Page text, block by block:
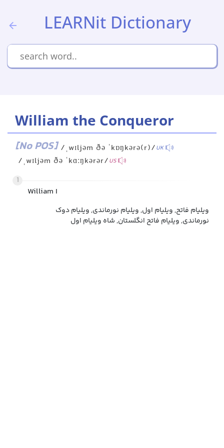
LEARNit Dictionary
William the Conqueror
[No POS] /ˌwɪljəm ðə ˈkɒŋkərə(r)/UK
/ˌwɪljəm ðə ˈkɑːŋkərər/US
1
William I
ویلیام فاتح, ویلیام اول, ویلیام نورماندی, ویلیام دوک
نورماندی, ویلیام فاتح انگلستان, شاه ویلیام اول